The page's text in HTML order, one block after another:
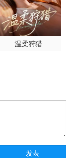
温柔狩猎